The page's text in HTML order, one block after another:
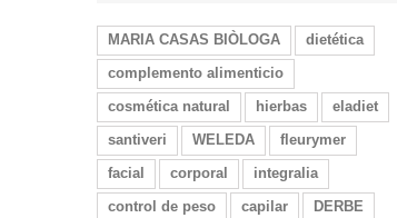
MARIA CASAS BIÒLOGA
dietética
complemento alimenticio
cosmética natural
hierbas
eladiet
santiveri
WELEDA
fleurymer
facial
corporal
integralia
control de peso
capilar
DERBE